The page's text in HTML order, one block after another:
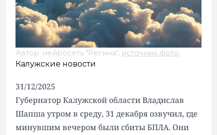
Автор: нейросеть "Регина", источник фото.
Калужские новости
31/12/2025
Губернатор Калужской области Владислав
Шапша утром в среду, 31 декабря озвучил, где
минувшим вечером были сбиты БПЛА. Они